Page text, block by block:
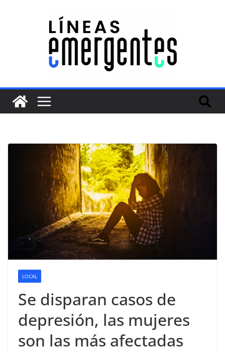
LOCAL
Se disparan casos de
depresión, las mujeres
son las más afectadas